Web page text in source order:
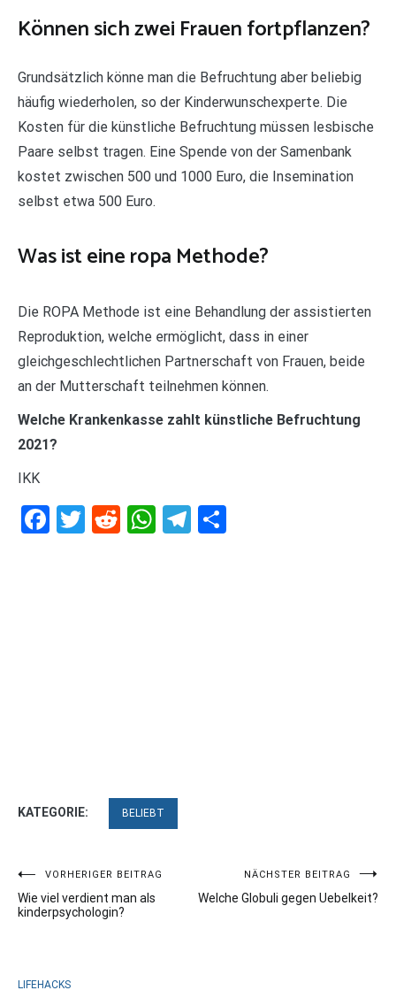
Können sich zwei Frauen fortpflanzen?
Grundsätzlich könne man die Befruchtung aber beliebig
häufig wiederholen, so der Kinderwunschexperte. Die
Kosten für die künstliche Befruchtung müssen lesbische
Paare selbst tragen. Eine Spende von der Samenbank
kostet zwischen 500 und 1000 Euro, die Insemination
selbst etwa 500 Euro.
Was ist eine ropa Methode?
Die ROPA Methode ist eine Behandlung der assistierten
Reproduktion, welche ermöglicht, dass in einer
gleichgeschlechtlichen Partnerschaft von Frauen, beide
an der Mutterschaft teilnehmen können.
Welche Krankenkasse zahlt künstliche Befruchtung
2021?
IKK
Facebook
Twitter
RedditWhatsApp
Telegram
KATEGORIE: BELIEBT
Beitragsnavigation
VORHERIGER BEITRAG
Wie viel verdient man als
kinderpsychologin?
NÄCHSTER BEITRAG
Welche Globuli gegen Uebelkeit?
LIFEHACKS